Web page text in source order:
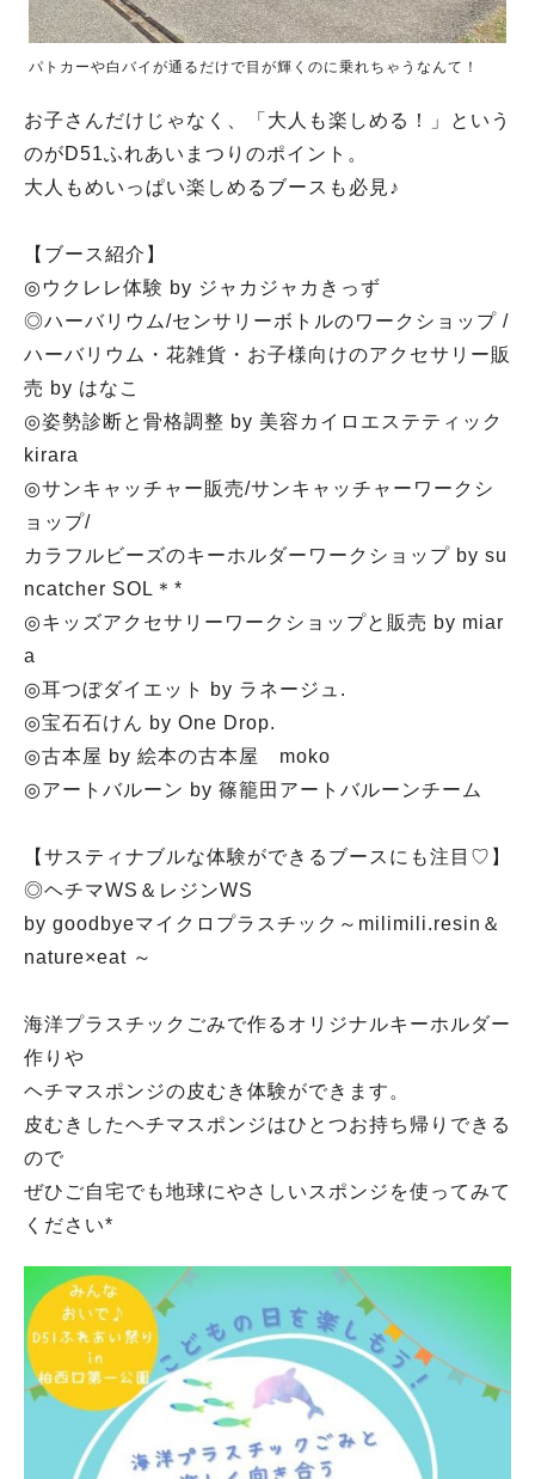
パトカーや白バイが通るだけで目が輝くのに乗れちゃうなんて！
お子さんだけじゃなく、「大人も楽しめる！」という
のがD51ふれあいまつりのポイント。
大人もめいっぱい楽しめるブースも必見♪
【ブース紹介】
◎ウクレレ体験 by ジャカジャカきっず
◎ハーバリウム/センサリーボトルのワークショップ /
ハーバリウム・花雑貨・お子様向けのアクセサリー販
売 by はなこ
◎姿勢診断と骨格調整 by 美容カイロエステティック
kirara
◎サンキャッチャー販売/サンキャッチャーワークシ
ョップ/
カラフルビーズのキーホルダーワークショップ by su
ncatcher SOL＊*
◎キッズアクセサリーワークショップと販売 by miar
a
◎耳つぼダイエット by ラネージュ.
◎宝石石けん by One Drop.
◎古本屋 by 絵本の古本屋 moko
◎アートバルーン by 篠籠田アートバルーンチーム
【サスティナブルな体験ができるブースにも注目♡】
◎ヘチマWS＆レジンWS
by goodbyeマイクロプラスチック～milimili.resin＆
nature×eat ～
海洋プラスチックごみで作るオリジナルキーホルダー
作りや
ヘチマスポンジの皮むき体験ができます。
皮むきしたヘチマスポンジはひとつお持ち帰りできる
ので
ぜひご自宅でも地球にやさしいスポンジを使ってみて
ください*